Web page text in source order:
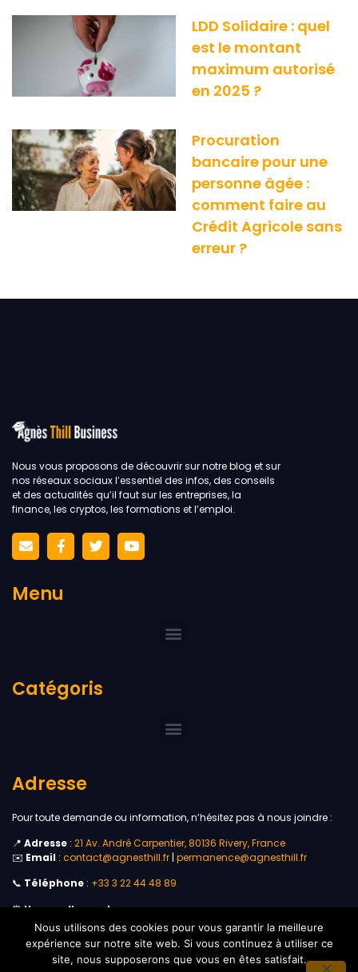
LDD Solidaire : quel
est le montant
maximum autorisé
en 2025 ?
Procuration
bancaire pour une
personne âgée :
comment faire au
Crédit Agricole sans
erreur ?
Nous vous proposons de découvrir sur notre blog et sur
nos réseaux sociaux l’essentiel des infos, des conseils
et des actualités qu’il faut sur les entreprises, la
finance, les cryptos, les formations et l’emploi.
Menu
Catégoris
Adresse
Pour toute demande ou information, n’hésitez pas à nous joindre :
📍 Adresse : 21 Av. André Carpentier, 80136 Rivery, France
✉️ Email : contact@agnesthill.fr | permanence@agnesthill.fr
📞 Téléphone : +33 3 22 44 48 89
⏰Heures d’ouverture:
Du lundi au vendredi, de 10h30 à 20h30.
Nous utilisons des cookies pour vous garantir la meilleure
expérience sur notre site web. Si vous continuez à utiliser ce
site, nous supposerons que vous en êtes satisfait.